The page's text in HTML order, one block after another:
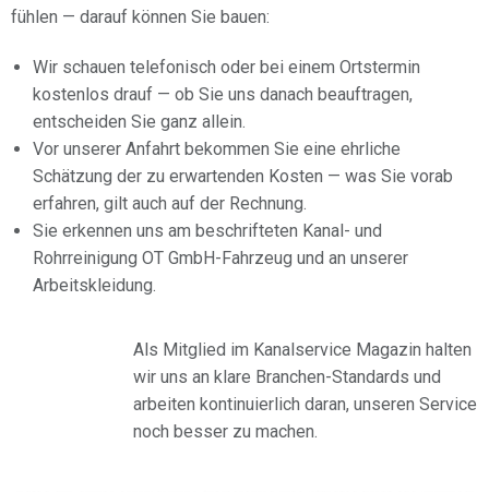
fühlen — darauf können Sie bauen:
Wir schauen telefonisch oder bei einem Ortstermin
kostenlos drauf — ob Sie uns danach beauftragen,
entscheiden Sie ganz allein.
Vor unserer Anfahrt bekommen Sie eine ehrliche
Schätzung der zu erwartenden Kosten — was Sie vorab
erfahren, gilt auch auf der Rechnung.
Sie erkennen uns am beschrifteten Kanal- und
Rohrreinigung OT GmbH-Fahrzeug und an unserer
Arbeitskleidung.
Als Mitglied im Kanalservice Magazin halten
wir uns an klare Branchen-Standards und
arbeiten kontinuierlich daran, unseren Service
noch besser zu machen.